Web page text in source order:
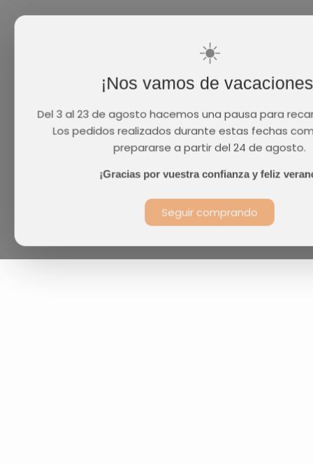
☀️
¡Nos vamos de
Del 3 al 23 de agosto hacemos una pausa para
Los pedidos realizados durante estas fechas
prepararse a partir del 24 de agosto.
¡Gracias por vuestra confianza y feliz
Seguir comprando